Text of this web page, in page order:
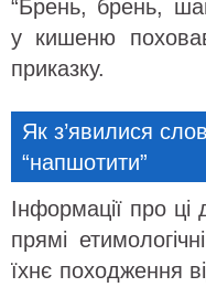
“Брень, брень,
у кишеню
приказку.
Як з’явилися
“напшотити”
Інформації про
прямі
їхнє походження